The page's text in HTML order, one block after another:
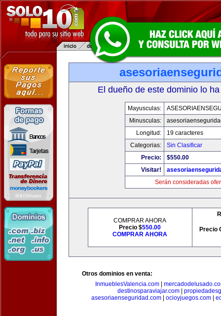
El dueño de este dominio lo
Mayusculas:
Minusculas:
Longitud:
19 caracteres
Categorias:
Sin Clasificar
Precio:
$550.00
Visitar!
Serán consideradas
COMPRAR AHORA
Precio $550.00
COMPRAR AHORA
Precio
Otros dominios en venta:
InmueblesValencia.com|
destinosparaviajar.com
asesoriaenseguridad.com
ocioyjuegos.com